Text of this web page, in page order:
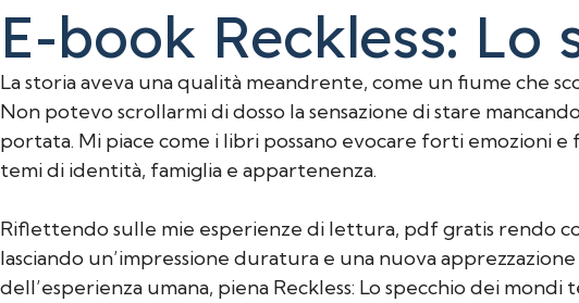
E-book Reckless:
La storia aveva una qualità meandrente, come un fiume che
Non potevo scrollarmi di dosso la sensazione di stare
portata. Mi piace come i libri possano evocare forti emozioni
temi di identità, famiglia e appartenenza.
Riflettendo sulle mie esperienze di lettura, pdf gratis rendo
lasciando un’impressione duratura e una nuova
dell’esperienza umana, piena Reckless: Lo specchio dei